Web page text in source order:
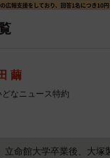
繭
どなニュース特約
立命館大学卒業後、大塚